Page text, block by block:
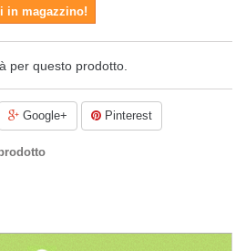
in magazzino!
per questo prodotto.
Google+ Pinterest